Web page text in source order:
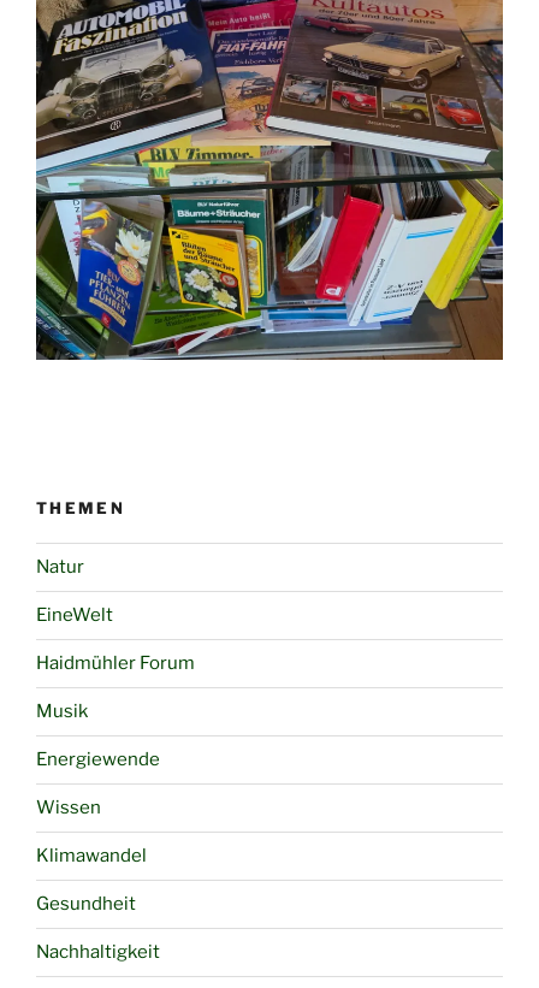
THEMEN
Natur
EineWelt
Haidmühler Forum
Musik
Energiewende
Wissen
Klimawandel
Gesundheit
Nachhaltigkeit